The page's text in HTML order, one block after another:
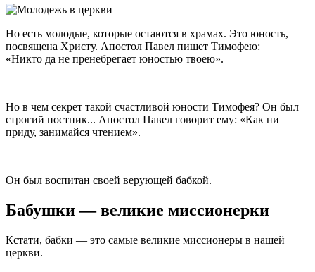
Но есть молодые, которые остаются в храмах. Это юность,
посвящена Христу. Апостол Павел пишет Тимофею:
Никто да не пренебрегает юностью твоею .
Но в чем секрет такой счастливой юности Тимофея? Он был
строгий постник... Апостол Павел говорит ему:
Как ни
приду, занимайся чтением .
Он был воспитан своей верующей бабкой.
Бабушки — великие миссионерки
Кстати, бабки — это самые великие миссионеры в нашей
церкви.